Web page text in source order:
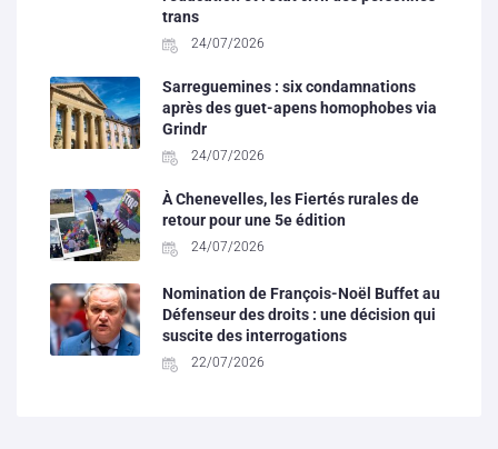
trans
24/07/2026
Sarreguemines : six condamnations
après des guet-apens homophobes via
Grindr
24/07/2026
À Chenevelles, les Fiertés rurales de
retour pour une 5e édition
24/07/2026
Nomination de François-Noël Buffet au
Défenseur des droits : une décision qui
suscite des interrogations
22/07/2026